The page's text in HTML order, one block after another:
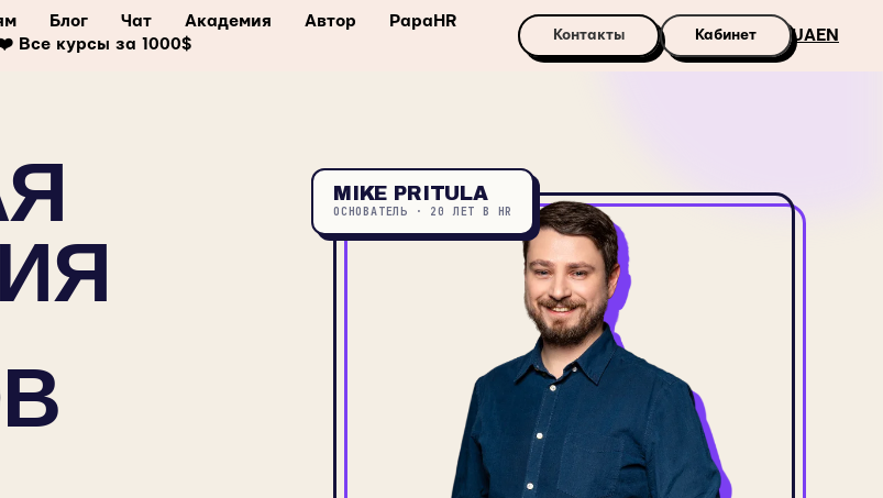
Блог Чат Академия Автор
PapaHR
Все курсы за 1000$
Контакты Кабинет UA EN
MIKE PRITULA
ОСНОВАТЕЛЬ · 20 ЛЕТ В HR